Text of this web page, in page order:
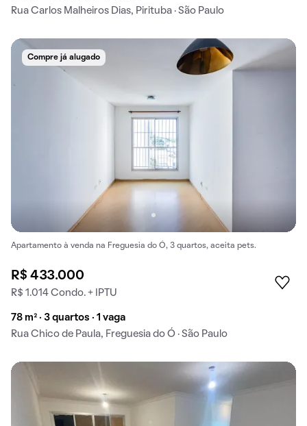
Rua Carlos Malheiros Dias, Pirituba · São Paulo
Compre já alugado
Apartamento à venda na Freguesia do Ó, 3 quartos, aceita pets.
R$ 433.000
R$ 1.014 Condo. + IPTU
78 m² · 3 quartos · 1 vaga
Rua Chico de Paula, Freguesia do Ó · São Paulo